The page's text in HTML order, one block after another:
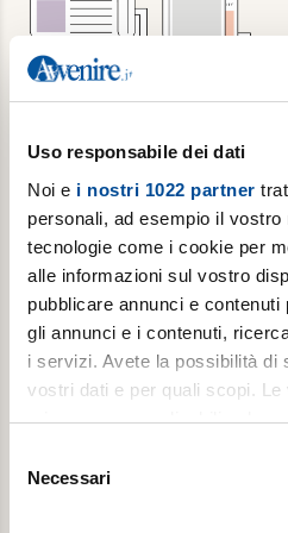
Uso responsabile dei dati
Noi e i nostri 1022 partner
personali, ad esempio il
tecnologie come i cookie per
alle informazioni sul vostro
pubblicare annunci e
gli annunci e i contenuti,
i servizi. Avete la possibilità di
vostri dati e per quali scopi.
privacy sono applicabili solo
modificare o revocare il proprio
momento dalla Dichiarazione
delNecessari
Abbonamento
dell'Infinito
6 copie/settimana di
copia/mese di Luoghi
€ 309,00
€ 502,00